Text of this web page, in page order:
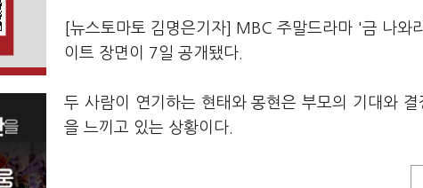
[뉴스토마토 김명은기자] MBC 주말드라마 '금 나
이트 장면이 7일 공개됐다.
두 사람이 연기하는 현태와 몽현은 부모의 기대와
을 느끼고 있는 상황이다.